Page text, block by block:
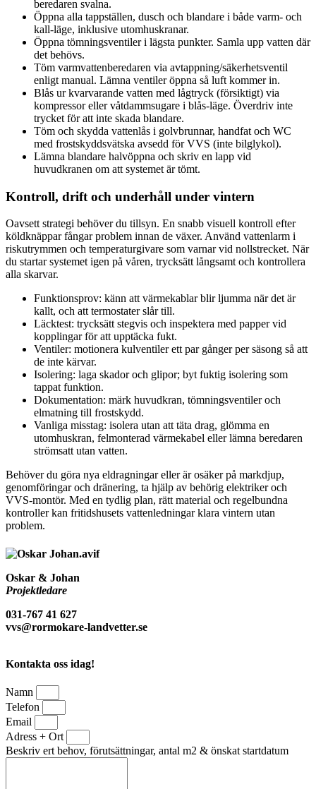
beredaren svalna.
Öppna alla tappställen, dusch och blandare i både varm- och
kall-läge, inklusive utomhuskranar.
Öppna tömningsventiler i lägsta punkter. Samla upp vatten där
det behövs.
Töm varmvattenberedaren via avtappning/säkerhetsventil
enligt manual. Lämna ventiler öppna så luft kommer in.
Blås ur kvarvarande vatten med lågtryck (försiktigt) via
kompressor eller våtdammsugare i blås-läge. Överdriv inte
trycket för att inte skada blandare.
Töm och skydda vattenlås i golvbrunnar, handfat och WC
med frostskyddsvätska avsedd för VVS (inte bilglykol).
Lämna blandare halvöppna och skriv en lapp vid
huvudkranen om att systemet är tömt.
Kontroll, drift och underhåll under vintern
Oavsett strategi behöver du tillsyn. En snabb visuell kontroll efter
köldknäppar fångar problem innan de växer. Använd vattenlarm i
riskutrymmen och temperaturgivare som varnar vid nollstrecket. När
du startar systemet igen på våren, trycksätt långsamt och kontrollera
alla skarvar.
Funktionsprov: känn att värmekablar blir ljumma när det är
kallt, och att termostater slår till.
Läcktest: trycksätt stegvis och inspektera med papper vid
kopplingar för att upptäcka fukt.
Ventiler: motionera kulventiler ett par gånger per säsong så att
de inte kärvar.
Isolering: laga skador och glipor; byt fuktig isolering som
tappat funktion.
Dokumentation: märk huvudkran, tömningsventiler och
elmatning till frostskydd.
Vanliga misstag: isolera utan att täta drag, glömma en
utomhuskran, felmonterad värmekabel eller lämna beredaren
strömsatt utan vatten.
Behöver du göra nya eldragningar eller är osäker på markdjup,
genomföringar och dränering, ta hjälp av behörig elektriker och
VVS-montör. Med en tydlig plan, rätt material och regelbundna
kontroller kan fritidshusets vattenledningar klara vintern utan
problem.
Oskar & Johan
Projektledare
031-767 41 627
vvs@rormokare-landvetter.se
Kontakta oss idag!
Namn
Telefon
Email
Adress + Ort
Beskriv ert behov, förutsättningar, antal m2 & önskat startdatum